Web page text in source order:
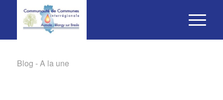
Blog - A la une